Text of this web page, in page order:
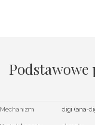
Mechanizm digi (ana-